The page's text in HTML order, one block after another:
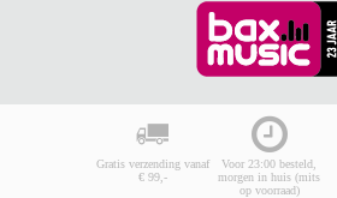
Gratis verzending vanaf
€ 99,-
Voor 23:00 besteld,
morgen in huis (mits
op voorraad)